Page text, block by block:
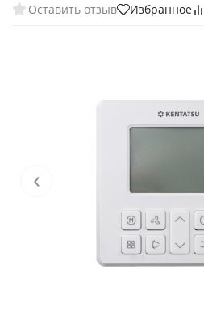
Оставить отзыв Избранное
‹